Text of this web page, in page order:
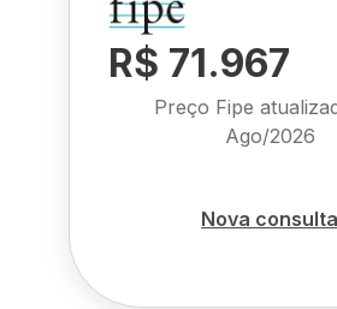
R$ 71.967
Preço Fipe
Ago/2026
Nova consulta